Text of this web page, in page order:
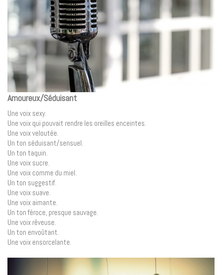
Amoureux/Séduisant
Une voix sexy.
Une voix qui pouvait rendre les oreilles enceintes.
Une voix veloutée.
Un ton séduisant/sensuel.
Un ton taquin.
Une voix sucre.
Une voix comme du miel.
Un ton suggestif.
Une voix suave.
Une voix aimante.
Un ton féroce, presque sauvage.
Une voix rêveuse.
Un ton envoûtant.
Une voix ensorcelante.